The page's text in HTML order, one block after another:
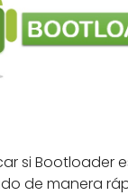
si Bootloader
de manera